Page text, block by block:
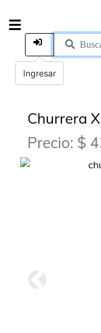
Churrera
Precio: $
Ingresar